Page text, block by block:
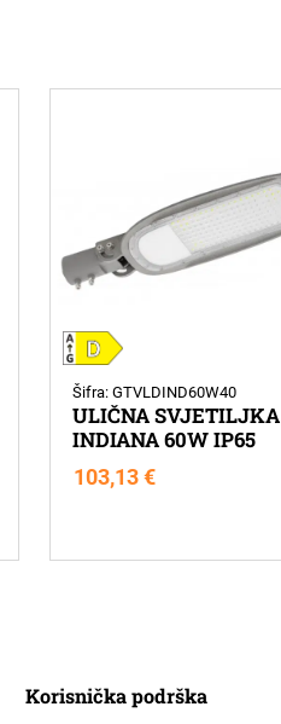
Šifra: GTVLDIND60W40
ULIČNA SVJETILJKA
INDIANA 60W IP65
103,13€
Korisnička podrška